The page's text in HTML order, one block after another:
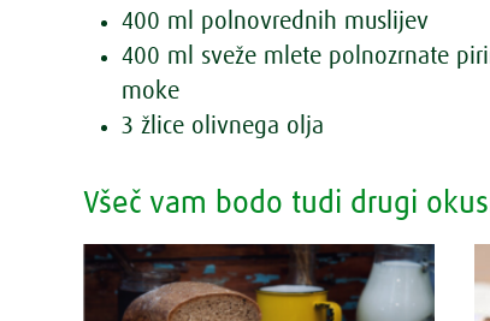
400 ml polnovrednih muslijev
400 ml sveže mlete polnozrnate
moke
3 žlice olivnega olja
Všeč vam bodo tudi drugi